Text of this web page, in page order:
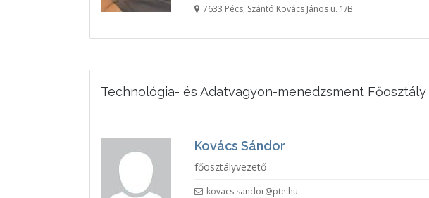
7633 Pécs, Szántó Kovács János u. 1/B.
Technológia- és Adatvagyon-menedzsment Főosztály
Kovács Sándor
főosztályvezető
kovacs.sandor@pte.hu